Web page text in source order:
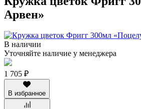
Арвен»
В наличии
Уточняйте наличие у менеджера
1 705 ₽
В избранное